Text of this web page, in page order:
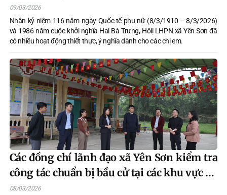
năm cuộc khởi nghĩa Hai Bà Trưng
09/03/2026
Nhân kỷ niệm 116 năm ngày Quốc tế phụ nữ (8/3/1910 – 8/3/2026)
và 1986 năm cuộc khởi nghĩa Hai Bà Trưng, Hôiị LHPN xã Yên Sơn đã
có nhiều hoạt động thiết thực, ý nghĩa dành cho các chị em.
Các đồng chí lãnh đạo xã Yên Sơn kiểm tra
công tác chuẩn bị bầu cử tại các khu vực bỏ
phiếu
08/03/2026